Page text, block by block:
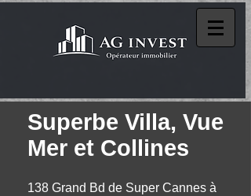
Superbe Villa, Vue
Mer et Collines
138 Grand Bd de Super Cannes à